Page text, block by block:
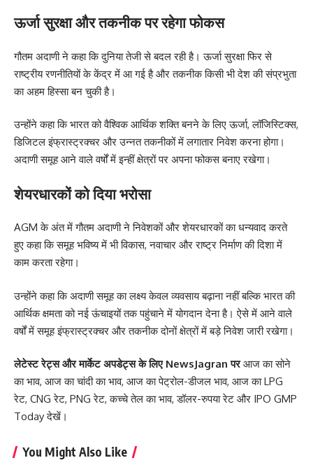
ऊर्जा सुरक्षा और तकनीक पर रहेगा फोकस
गौतम अदाणी ने कहा कि दुनिया तेजी से बदल रही है। ऊर्जा सुरक्षा फिर से
राष्ट्रीय रणनीतियों के केंद्र में आ गई है और तकनीक किसी भी देश की संप्रभुता
का अहम हिस्सा बन चुकी है।
उन्होंने कहा कि भारत को वैश्विक आर्थिक शक्ति बनने के लिए ऊर्जा, लॉजिस्टिक्स,
डिजिटल इंफ्रास्ट्रक्चर और उन्नत तकनीकों में लगातार निवेश करना होगा।
अदाणी समूह आने वाले वर्षों में इन्हीं क्षेत्रों पर अपना फोकस बनाए रखेगा।
शेयरधारकों को दिया भरोसा
AGM के अंत में गौतम अदाणी ने निवेशकों और शेयरधारकों का धन्यवाद करते
हुए कहा कि समूह भविष्य में भी विकास, नवाचार और राष्ट्र निर्माण की दिशा में
काम करता रहेगा।
उन्होंने कहा कि अदाणी समूह का लक्ष्य केवल व्यवसाय बढ़ाना नहीं बल्कि भारत की
आर्थिक क्षमता को नई ऊंचाइयों तक पहुंचाने में योगदान देना है। ऐसे में आने वाले
वर्षों में समूह इंफ्रास्ट्रक्चर और तकनीक दोनों क्षेत्रों में बड़े निवेश जारी रखेगा।
लेटेस्ट रेट्स और मार्केट अपडेट्स के लिए NewsJagran पर आज का सोने
का भाव, आज का चांदी का भाव, आज का पेट्रोल-डीजल भाव, आज का LPG
रेट, CNG रेट, PNG रेट,कच्चे तेल का भाव,डॉलर-रुपया रेट और IPO GMP
Todayदेखें।
You Might Also Like